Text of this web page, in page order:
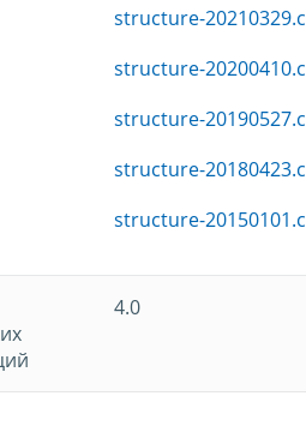
structure-
structure-
structure-
structure-
structure-
4.0